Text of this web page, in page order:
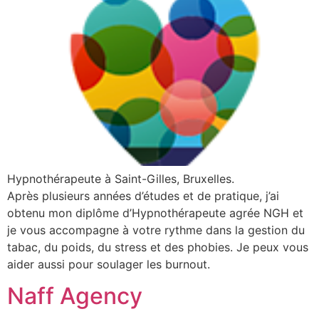
Hypnothérapeute à Saint-Gilles, Bruxelles.
Après plusieurs années d’études et de pratique, j’ai
obtenu mon diplôme d’Hypnothérapeute agrée NGH et
je vous accompagne à votre rythme dans la gestion du
tabac, du poids, du stress et des phobies. Je peux vous
aider aussi pour soulager les burnout.
Naff Agency